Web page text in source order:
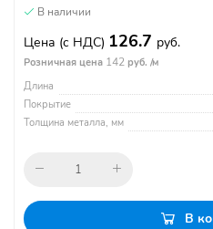
В наличии
Цена (с НДС) 126.7 руб.
Розничная цена 142 руб. /м
Длина
Покрытие
Толщина металла, мм
В